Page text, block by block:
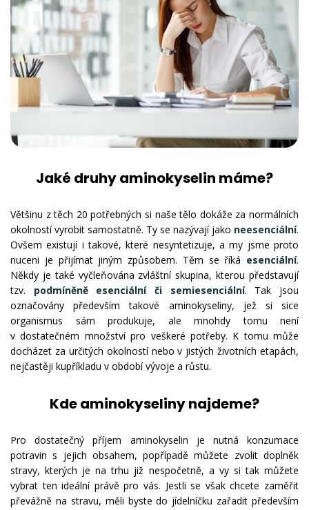
Jaké druhy aminokyselin máme?
Většinu z těch 20 potřebných si naše tělo dokáže za normálních
okolností vyrobit samostatně. Ty se nazývají jako neesenciální.
Ovšem existují i takové, které nesyntetizuje, a my jsme proto
nuceni je přijímat jiným způsobem. Těm se říká esenciální.
Někdy je také vyčleňována zvláštní skupina, kterou představují
tzv. podmíněně esenciální či semiesenciální. Tak jsou
označovány především takové aminokyseliny, jež si sice
organismus sám produkuje, ale mnohdy tomu není
v dostatečném množství pro veškeré potřeby. K tomu může
docházet za určitých okolností nebo v jistých životních etapách,
nejčastěji kupříkladu v období vývoje a růstu.
Kde aminokyseliny najdeme?
Pro dostatečný příjem aminokyselin je nutná konzumace
potravin s jejich obsahem, popřípadě můžete zvolit doplněk
stravy, kterých je na trhu již nespočetně, a vy si tak můžete
vybrat ten ideální právě pro vás. Jestli se však chcete zaměřit
převážně na stravu, měli byste do jídelníčku zařadit především